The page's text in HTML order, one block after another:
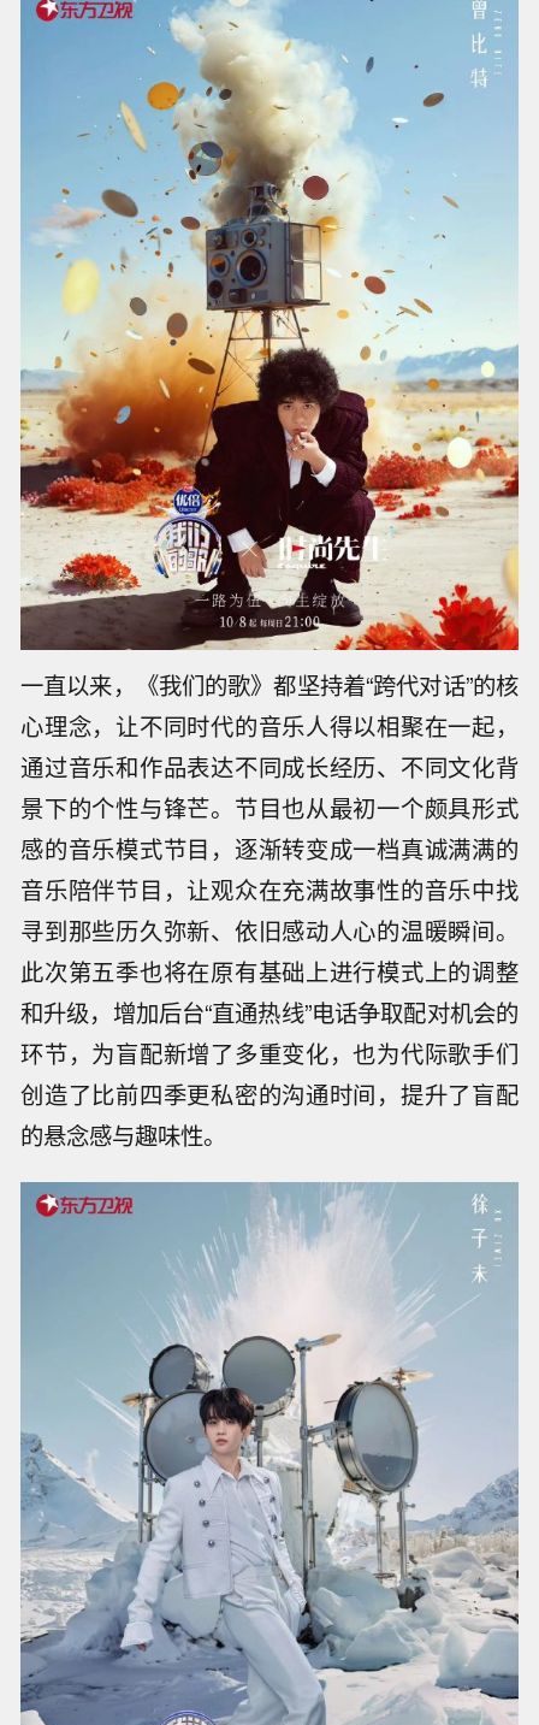
一直以来，《我们的歌》都坚持着“跨代对话”的核
心理念，让不同时代的音乐人得以相聚在一起，
通过音乐和作品表达不同成长经历、不同文化背
景下的个性与锋芒。节目也从最初一个颇具形式
感的音乐模式节目，逐渐转变成一档真诚满满的
音乐陪伴节目，让观众在充满故事性的音乐中找
寻到那些历久弥新、依旧感动人心的温暖瞬间。
此次第五季也将在原有基础上进行模式上的调整
和升级，增加后台“直通热线”电话争取配对机会的
环节，为盲配新增了多重变化，也为代际歌手们
创造了比前四季更私密的沟通时间，提升了盲配
的悬念感与趣味性。